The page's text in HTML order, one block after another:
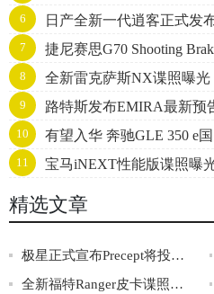
6 日产全新一代逍客正式发
7 捷尼赛思G70 Shooting
8 全新雷克萨斯NX谍照曝光
9
路特斯发布EMIRA最新预
机10 有望入华 奔驰GLE 350 e
11 宝马iNEXT性能版谍照曝
精选文章
极星正式宣布Precept将投入量产
全新福特Ranger皮卡谍照曝光 将2022年首次亮相